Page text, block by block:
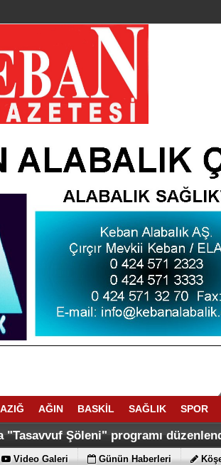
AĞIN BASKİL SAĞLIK SPOR
"Tasavvuf Şöleni" programı
Video Galeri Günün Haberleri